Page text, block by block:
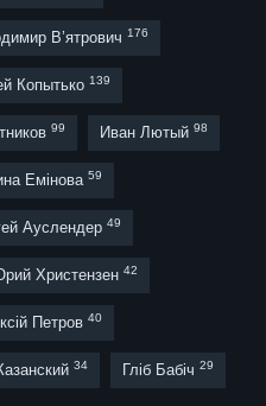
В’ятрович 176
Копытько 139
99 Иван Лютый 98
Емінова 59
Ауслендер 49
Христензен 42
Петров 40
34 Гліб Бабіч 29